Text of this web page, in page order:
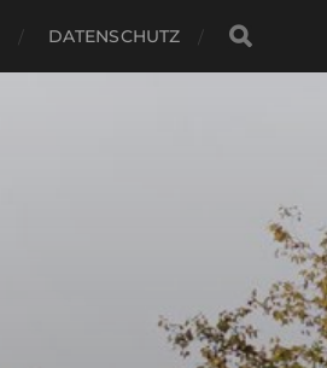
DATENSCHUTZ